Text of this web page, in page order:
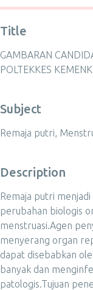
Title
GAMBARAN
POLTEKKES
Subject
Remaja putri,
Description
Remaja putri
perubahan biologis
menstruasi.Agen
menyerang organ
dapat disebabkan
banyak dan
patologis.Tujuan